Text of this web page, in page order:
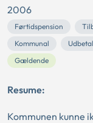
2006
Førtidspension
Kommunal
Gældende
Resume:
Kommunen kunne